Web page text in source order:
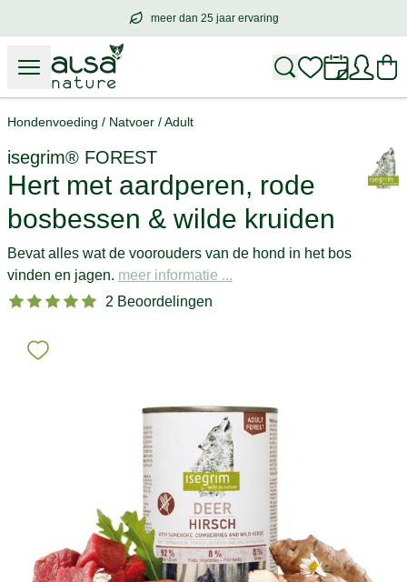
meer dan 25 jaar ervaring
meer dan25 jaar ervaring
Hondenvoeding / Natvoer /Adult
isegrim® FOREST
Hert met aardperen, rode
bosbessen & wilde kruiden
Bevat alles wat de voorouders van de hond in het bos
vinden en jagen. meer informatie ...
2 Beoordelingen